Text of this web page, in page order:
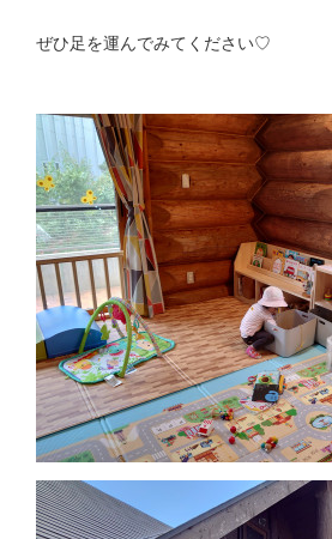
ぜひ足を運んでみてください♡